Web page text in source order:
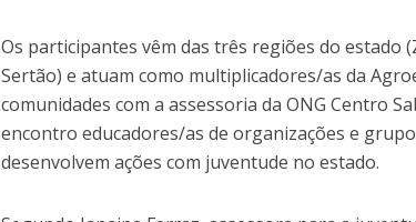
Os participantes vêm das três regiões do estado
Sertão) e atuam como multiplicadores/as da
comunidades com a assessoria da ONG Centro
encontro educadores/as de organizações e
desenvolvem ações com juventude no estado.